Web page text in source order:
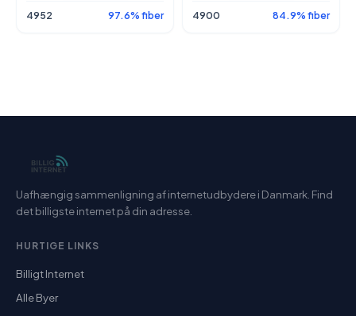
4952 97.6% fiber 4900 84.9% fiber
Uafhængig sammenligning af internetudbydere i Danmark. Find
det billigste internet på din adresse.
HURTIGE LINKS
Billigt Internet
Alle Byer